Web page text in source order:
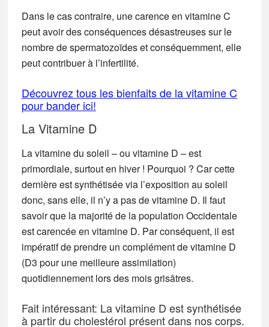
Dans le cas contraire, une carence en vitamine C
peut avoir des conséquences désastreuses sur le
nombre de spermatozoïdes et conséquemment, elle
peut contribuer à l’infertilité.
Découvrez tous les bienfaits de la vitamine C
pour bander ici!
La Vitamine D
La vitamine du soleil – ou vitamine D – est
primordiale, surtout en hiver ! Pourquoi ? Car cette
dernière est synthétisée via l’exposition au soleil
donc, sans elle, il n’y a pas de vitamine D. Il faut
savoir que la majorité de la population Occidentale
est carencée en vitamine D. Par conséquent, il est
impératif de prendre un complément de vitamine D
(D3 pour une meilleure assimilation)
quotidiennement lors des mois grisâtres.
Fait intéressant: La vitamine D est synthétisée
à partir du cholestérol présent dans nos corps.